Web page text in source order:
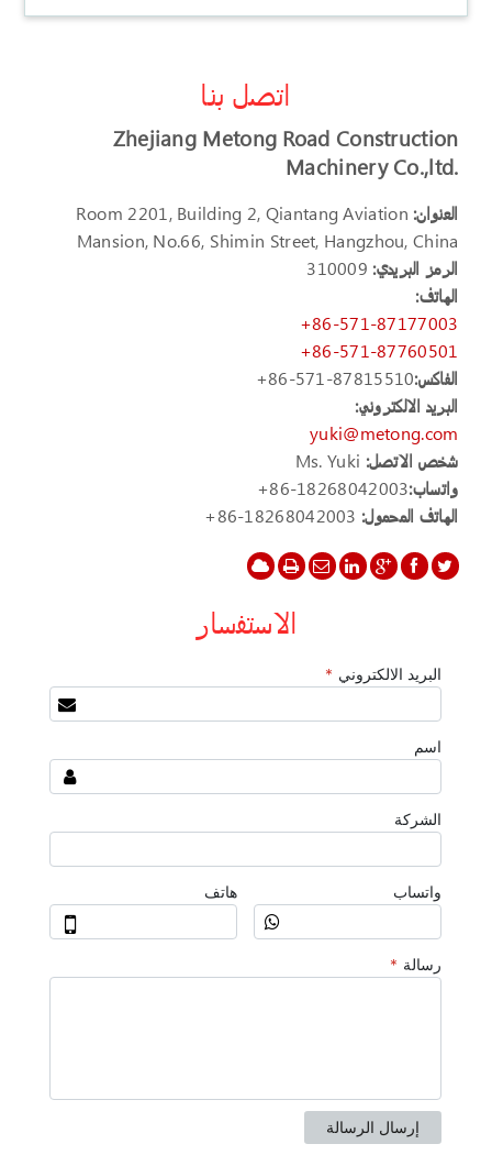
اتصل بنا
Zhejiang Metong Road Construction
Machinery Co.,ltd.
العنوان: Room 2201, Building 2, Qiantang Aviation
Mansion, No.66, Shimin Street, Hangzhou, China
الرمز البريدي:
الهاتف:
+86-571-87177003
+86-571-87760501
الفاكس:+86-571-87815510
البريد الالكتروني:
yuki@metong.com
شخص الاتصل: Ms. Yuki
واتساب:+86-18268042003
الهاتف المحمول: +86-18268042003
الاستفسار